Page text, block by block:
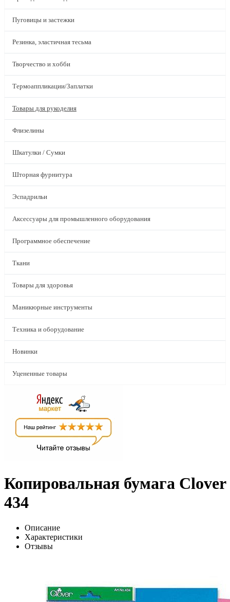
Пуговицы и застежки
Резинка, эластичная тесьма
Творчество и хобби
Термоаппликации/Заплатки
Товары для рукоделия
Флизелины
Шкатулки / Сумки
Шторная фурнитура
Эспадрильи
Аксессуары для промышленного оборудования
Программное обеспечение
Ткани
Товары для здоровья
Маникюрные инструменты
Техника и оборудование
Новинки
Уцененные товары
Копировальная бумага Clover
434
Описание
Характеристики
Отзывы